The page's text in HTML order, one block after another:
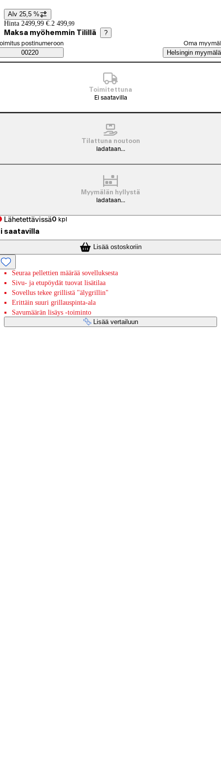
Hintatiedot
Alv 25,5 %
Hinta 2499,99 €. 2 499,99
Maksa myöhemmin Tilillä ?
Saatavuustiedot
tilaustapa
postinumeroon
00220
Oma
Helsingin myymälä
Toimitettuna
Ei saatavilla
Tilattuna noutoon
ladataan...
Myymälän hyllystä
ladataan...
Lähetettävissä0 kpl
saatavilla
Lisää ostoskoriin
Seuraa pellettien määrää sovelluksesta
Sivu- ja etupöydät tuovat lisätilaa
Sovellus tekee grillistä "älygrillin"
Erittäin suuri grillauspinta-ala
Savumäärän lisäys -toiminto
Lisää vertailuun